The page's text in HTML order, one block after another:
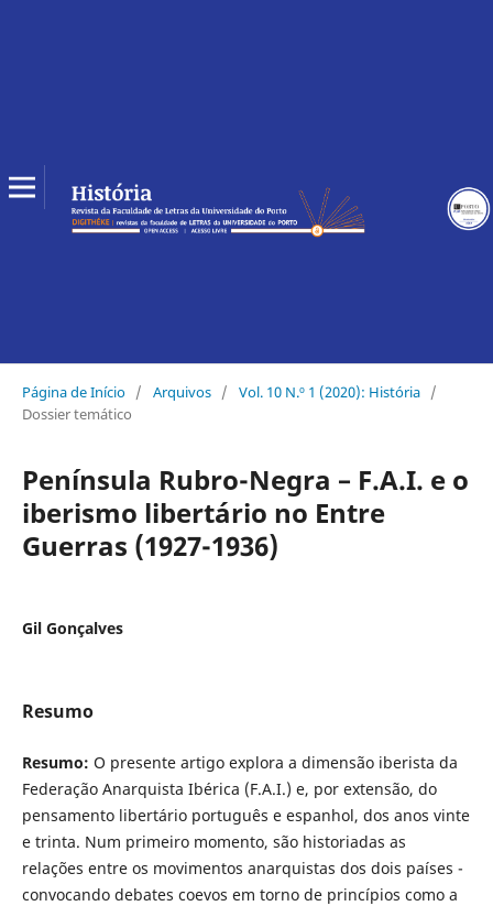
Página de Início / Arquivos / Vol. 10 N.º 1 (2020): História /
Dossier temático
Península Rubro-Negra – F.A.I. e o
iberismo libertário no Entre
Guerras (1927-1936)
Gil Gonçalves
Resumo
Resumo: O presente artigo explora a dimensão iberista da
Federação Anarquista Ibérica (F.A.I.) e, por extensão, do
pensamento libertário português e espanhol, dos anos vinte
e trinta. Num primeiro momento, são historiadas as
relações entre os movimentos anarquistas dos dois países -
convocando debates coevos em torno de princípios como a